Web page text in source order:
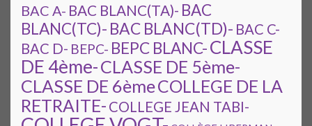
BAC A- BAC BLANC(TA)- BAC
BLANC(TC)- BAC BLANC(TD)- BAC C-
BAC D- BEPC- BEPC BLANC-CLASSE
DE 4ème-CLASSE DE 5ème-
CLASSE DE 6èmeCOLLEGE DE LA
RETRAITE- COLLEGE JEAN TABI-